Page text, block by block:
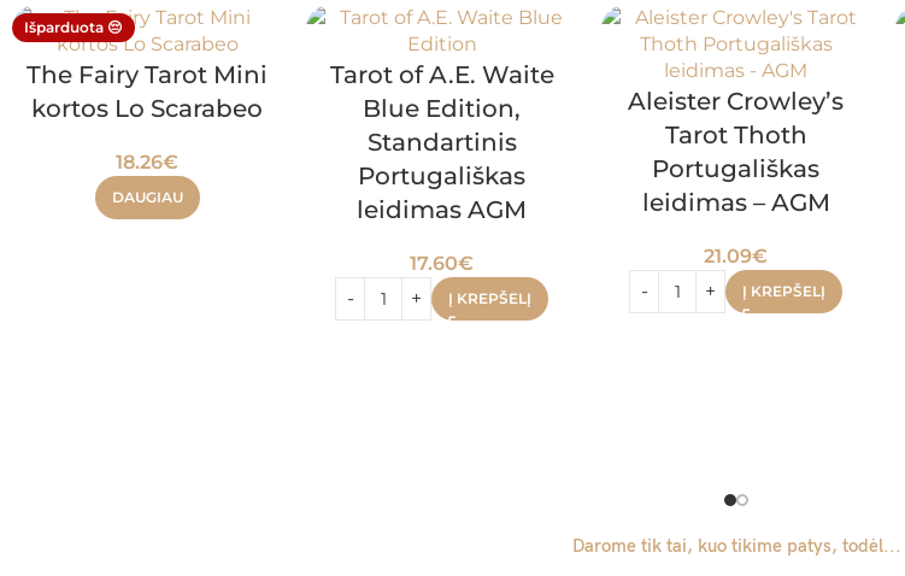
Išparduota 😔
The Fairy Tarot Mini
kortos Lo Scarabeo
18.26€
DAUGIAU
Tarot of A.E. Waite
Blue Edition,
Standartinis
Portugališkas
leidimas AGM
17.60€
Į KREPŠELĮ
Aleister Crowley’s
Tarot Thoth
Portugališkas
leidimas – AGM
21.09€
Į KREPŠELĮ
Darome tik tai, kuo tikime patys, todėl...